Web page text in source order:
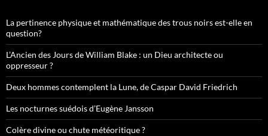
La pertinence physique et mathématique des trous noirs est-elle en
question?
L’Ancien des Jours de William Blake : un Dieu architecte ou
oppresseur ?
Deux hommes contemplent la Lune, de Caspar David Friedrich
Les nocturnes suédois d’Eugène Jansson
Colère divine ou chute météoritique ?